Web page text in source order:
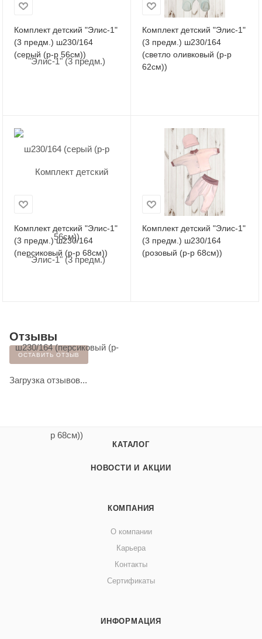
Комплект детский "Элис-1"
(3 предм.) ш230/164
(серый (р-р 56см))
Комплект детский "Элис-1"
(3 предм.) ш230/164
(светло оливковый (р-р
62см))
Комплект детский "Элис-1"
(3 предм.) ш230/164
(персиковый (р-р 68см))
Комплект детский "Элис-1"
(3 предм.) ш230/164
(розовый (р-р 68см))
Отзывы
ОСТАВИТЬ ОТЗЫВ
Загрузка отзывов...
КАТАЛОГ
НОВОСТИ И АКЦИИ
КОМПАНИЯ
О компании
Карьера
Контакты
Сертификаты
ИНФОРМАЦИЯ